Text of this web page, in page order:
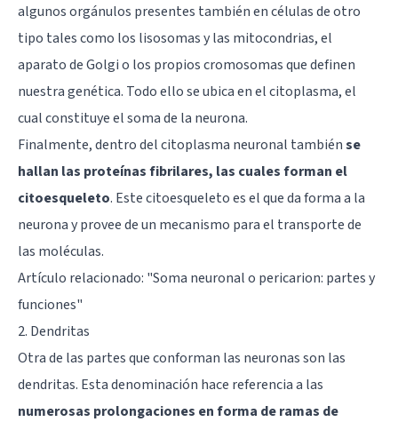
algunos orgánulos presentes también en células de otro
tipo tales como los lisosomas y las mitocondrias, el
aparato de Golgi o los propios cromosomas que definen
nuestra genética. Todo ello se ubica en el citoplasma, el
cual constituye el soma de la neurona.
Finalmente, dentro del citoplasma neuronal tambiénse
hallan las proteínas fibrilares, las cuales forman el
citoesqueleto. Este citoesqueleto es el que da forma a la
neurona y provee de un mecanismo para el transporte de
las moléculas.
Artículo relacionado: "Soma neuronal o pericarion: partes y
funciones"
2. Dendritas
Otra de las partes que conforman las neuronas son las
dendritas. Esta denominación hace referencia a las
numerosas prolongaciones en forma de ramas de